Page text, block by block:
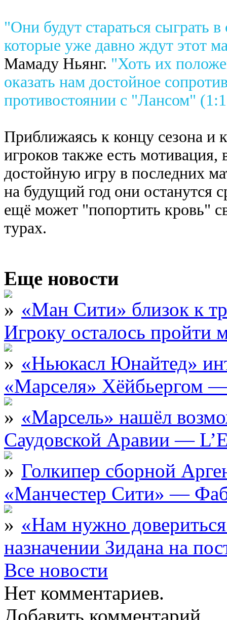
"Они будут стараться сыграть
которые уже давно ждут этот
Мамаду Ньянг. "Хоть их
оказать нам достойное
противостоянии с "Лансом"
Приближаясь к концу сезона и
игроков также есть
достойную игру в последних
на будущий год они останутся
ещё может "попортить кровь"
турах.
Еще новости
«Ман Сити» близок к
Игроку осталось
«Ньюкасл Юнайтед»
«Марселя» Хёйбьергом
«Марсель» нашёл
Саудовской Аравии —
Голкипер сборной
«Манчестер Сити» —
«Нам нужно
назначении Зидана на
Все новости
Нет комментариев.
Добавить комментарий